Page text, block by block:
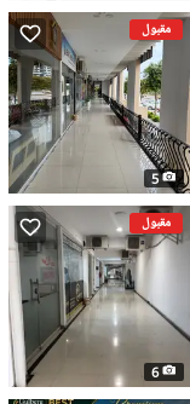
مقبول
5
مقبول
6